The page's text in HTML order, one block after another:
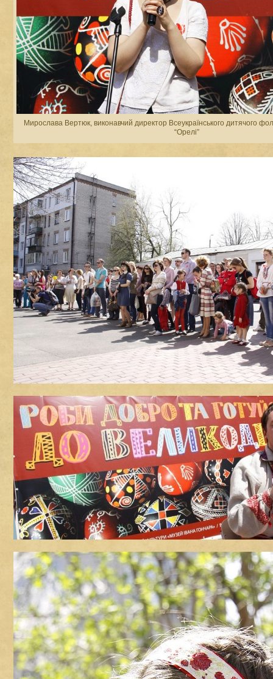
Мирослава Вертюк, виконавчий директор Всеукраїнського дитячого
“Орелі”